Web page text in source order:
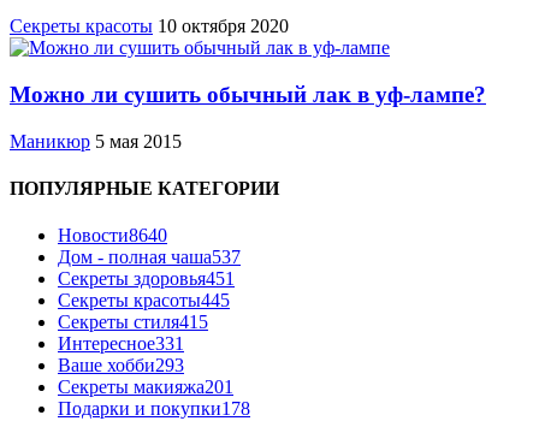
Секреты красоты 10 октября 2020
Можно ли сушить обычный лак в уф-лампе?
Маникюр 5 мая 2015
ПОПУЛЯРНЫЕ КАТЕГОРИИ
Новости8640
Дом - полная чаша537
Cекреты здоровья451
Секреты красоты445
Секреты стиля415
Интересное331
Ваше хобби293
Секреты макияжа201
Подарки и покупки178